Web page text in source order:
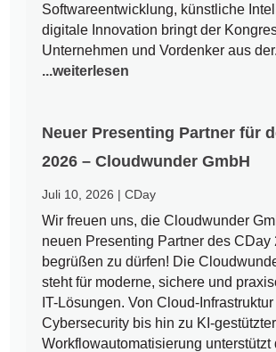
Softwareentwicklung, künstliche
digitale Innovation bringt der
Unternehmen und Vordenker aus
...weiterlesen
Neuer Presenting Partner für
2026 – Cloudwunder GmbH
Juli 10, 2026 |CDay
Wir freuen uns, die Cloudwunder
neuen Presenting Partner des CDay
begrüßen zu dürfen! Die
steht für moderne, sichere und
IT-Lösungen. Von Cloud-Infrastruktur
Cybersecurity bis hin zu KI-gestützter
Workflowautomatisierung unterstützt